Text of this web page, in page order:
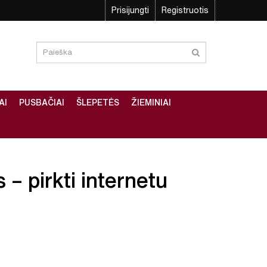
Prisijungti Registruotis
PUSBAČIAI ŠLEPETĖS ŽIEMINIAI
– pirkti internetu